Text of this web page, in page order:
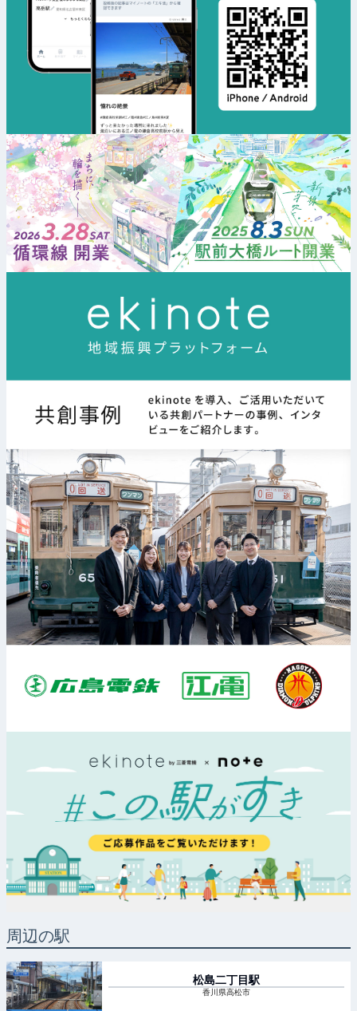
周辺の駅
松島二丁目駅
香川県高松市